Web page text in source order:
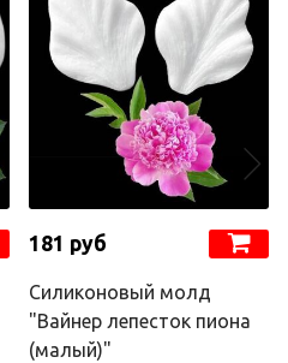
181 руб
Силиконовый молд
"Вайнер лепесток пиона
(малый)"